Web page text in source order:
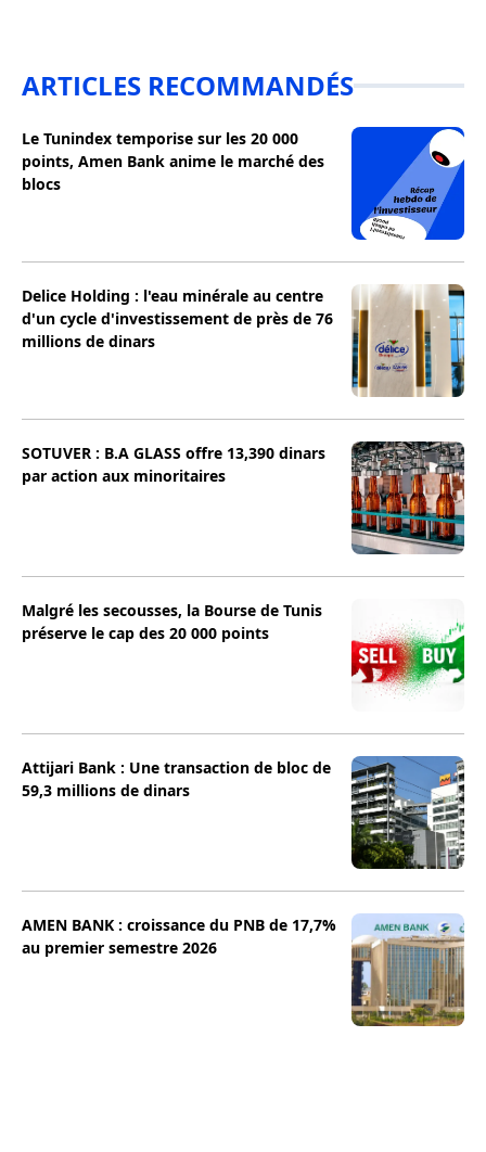
ARTICLES RECOMMANDÉS
Le Tunindex temporise sur les 20 000
points, Amen Bank anime le marché des
blocs
Delice Holding : l'eau minérale au centre
d'un cycle d'investissement de près de 76
millions de dinars
SOTUVER : B.A GLASS offre 13,390 dinars
par action aux minoritaires
Malgré les secousses, la Bourse de Tunis
préserve le cap des 20 000 points
Attijari Bank : Une transaction de bloc de
59,3 millions de dinars
AMEN BANK : croissance du PNB de 17,7%
au premier semestre 2026